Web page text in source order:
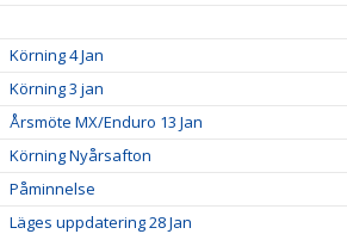
Körning 4 Jan
Körning 3 jan
Årsmöte MX/Enduro 13 Jan
Körning Nyårsafton
Påminnelse
Läges uppdatering 28 Jan